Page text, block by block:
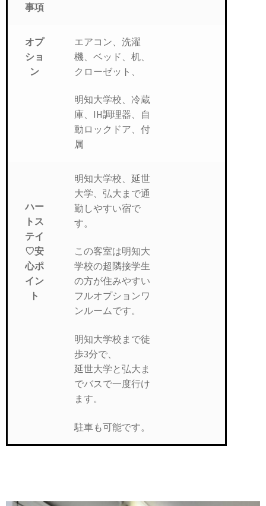
事項
オプ
ショ
ン
エアコン、洗濯
機、ベッド、机、
クローゼット、
明知大学校、冷蔵
庫、IH調理器、自
動ロックドア、付
属
ハー
トス
テイ
♡安
心ポ
イン
ト
明知大学校、延世
大学、弘大まで通
勤しやすい宿で
す。
この客室は明知大
学校の超隣接学生
の方が住みやすい
フルオプションワ
ンルームです。
明知大学校まで徒
歩3分で、
延世大学と弘大ま
でバスで一度行け
ます。
駐車も可能です。